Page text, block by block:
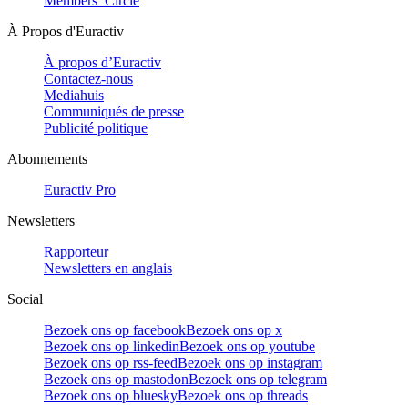
À Propos d'Euractiv
À propos d’Euractiv
Contactez-nous
Mediahuis
Communiqués de presse
Publicité politique
Abonnements
Euractiv Pro
Newsletters
Rapporteur
Newsletters en anglais
Social
Bezoek ons op facebookBezoek ons op x
Bezoek ons op linkedinBezoek ons op youtube
Bezoek ons op rss-feedBezoek ons op instagram
Bezoek ons op mastodonBezoek ons op telegram
Bezoek ons op blueskyBezoek ons op threads